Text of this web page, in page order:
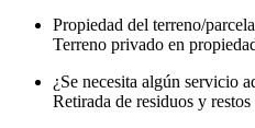
Propiedad del terreno/parcela
Terreno privado en
¿Se necesita algún servicio
Retirada de residuos y